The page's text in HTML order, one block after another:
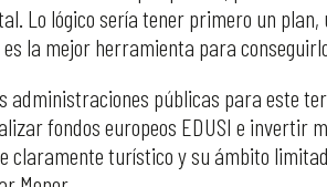
Lo lógico sería tener primero un
la mejor herramienta para
administraciones públicas para este
fondos europeos EDUSI e invertir
claramente turístico y su ámbito